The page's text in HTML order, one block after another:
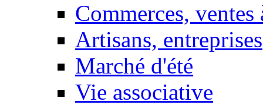
Commerces, ventes
Artisans, entreprises
Marché d'été
Vie associative